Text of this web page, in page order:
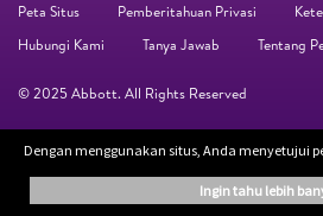
Peta Situs Pemberitahuan Privasi
Hubungi Kami
Tanya Jawab Tentang
© 2025 Abbott. All Rights Reserved
edukasi. Informasi yang diberikan bukan
Disarankan untuk selalu konsultasikan dengan
Dengan menggunakan situs, Anda menyetujui
ingin tahu lebih